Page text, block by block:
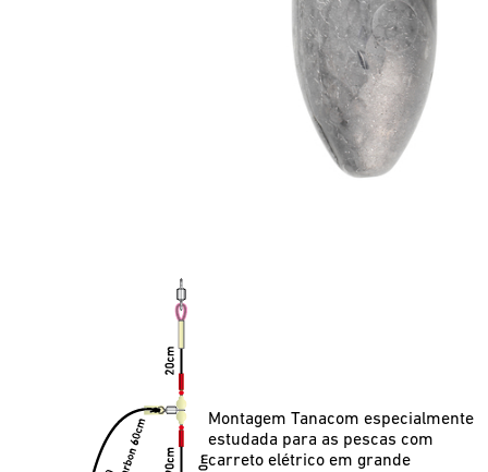
Montagem Tanacom especialmente
estudada para as pescas com
carreto elétrico em grande